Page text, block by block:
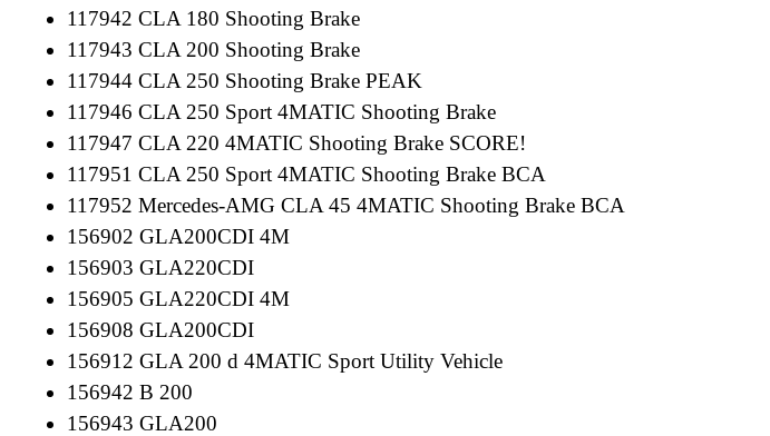
117942 CLA 180 Shooting Brake
117943 CLA 200 Shooting Brake
117944 CLA 250 Shooting Brake PEAK
117946 CLA 250 Sport 4MATIC Shooting Brake
117947 CLA 220 4MATIC Shooting Brake SCORE!
117951 CLA 250 Sport 4MATIC Shooting Brake BCA
117952 Mercedes-AMG CLA 45 4MATIC Shooting Brake BCA
156902 GLA200CDI 4M
156903 GLA220CDI
156905 GLA220CDI 4M
156908 GLA200CDI
156912 GLA 200 d 4MATIC Sport Utility Vehicle
156942 B 200
156943 GLA200